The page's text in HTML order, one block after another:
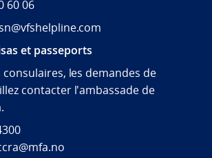
60 06
et passeports
les demandes de
contacter l'ambassade de